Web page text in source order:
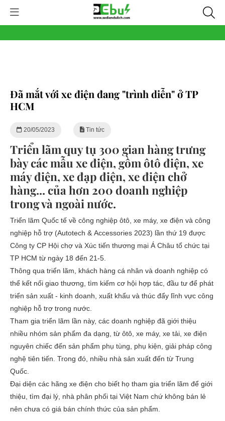
Đã mắt với xe điện đang "trình diễn" ở TP
HCM
20/05/2023 Tin tức
Triển lãm quy tụ 300 gian hàng trưng
bày các mẫu xe điện, gồm ôtô điện, xe
máy điện, xe đạp điện, xe điện chở
hàng... của hơn 200 doanh nghiệp
trong và ngoài nước.
Triển lãm Quốc tế về công nghiệp ôtô, xe máy, xe điện và công
nghiệp hỗ trợ (Autotech & Accessories 2023) lần thứ 19 được
Công ty CP Hội chợ và Xúc tiến thương mại Á Châu tổ chức tại
TP HCM từ ngày 18 đến 21-5.
Thông qua triển lãm, khách hàng cá nhân và doanh nghiệp có
thể kết nối giao thương, tìm kiếm cơ hội hợp tác, đầu tư để phát
triển sản xuất - kinh doanh, xuất khẩu và thúc đẩy lĩnh vực công
nghiệp hỗ trợ trong nước.
Tham gia triển lãm lần này, các doanh nghiệp đã giới thiệu
nhiều nhóm sản phẩm đa dạng, từ ôtô, xe máy, xe tải, xe điện
nguyên chiếc đến sản phẩm phụ tùng, phụ kiện, giải pháp công
nghệ tiên tiến. Trong đó, nhiều nhà sản xuất đến từ Trung
Quốc.
Đại diện các hãng xe điện cho biết họ tham gia triển lãm để giới
thiệu, tìm đại lý, nhà phân phối tại Việt Nam chứ không bán lẻ
nên chưa có giá bán chính thức của sản phẩm.